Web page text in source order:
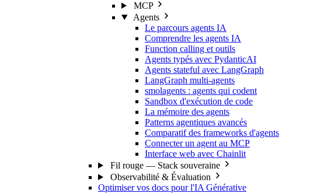
MCP
Agents
Le parcours agents IA
Comprendre les agents IA
Function calling et outils
Agents typés avec PydanticAI
Agents stateful avec LangGraph
LangGraph multi-agents
smolagents : agents qui codent
Sandbox d'exécution de code
La mémoire des agents
Patterns agentiques avancés
Comparatif des frameworks d'agents
Connecter un agent au MCP
Interface web avec Chainlit
Fil rouge — Stack souveraine
Observabilité & Évaluation
Optimiser vos docs pour l'IA Générative